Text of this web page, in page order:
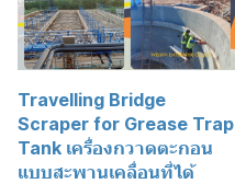
ฺTravelling Bridge
Scraper for Grease Trap
Tank เครื่องกวาดตะกอน
แบบสะพานเคลื่อนที่ได้